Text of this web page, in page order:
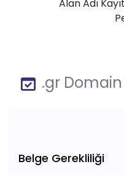
Alan Adı
.gr
Belge Gerekliliği